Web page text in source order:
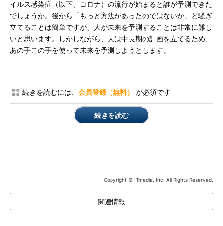
イルス感染症（以下、コロナ）の流行が始まると誰が予測できた
でしょうか。後から「もっと方法があったのではないか」と騒ぎ
立てることは簡単ですが、人が未来を予測することは非常に難し
いと思います。しかしながら、人は中長期の計画を立てるため、
あの手この手を使って未来を予測しようとします。
続きを読むには、 会員登録（無料） が必須です
続きを読む
Copyright © ITmedia, Inc. All Rights Reserved.
関連情報